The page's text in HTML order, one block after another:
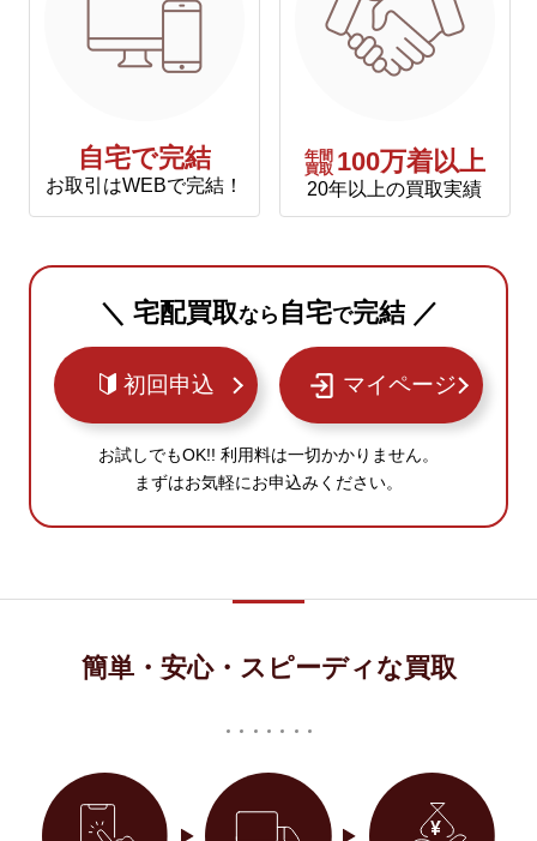
自宅で完結
お取引はWEBで完結！
年間
買取 100万着以上
20年以上の買取実績
＼ 宅配買取なら 自宅で完結 ／
初回申込 マイページ
お試しでもOK!! 利用料は一切かかりません。
まずはお気軽にお申込みください。
簡単・安心・スピーディな買取